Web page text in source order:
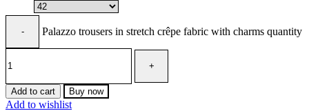
Palazzo trousers in stretch crêpe fabric with charms quantity
Add to cart Buy now
Add to wishlist